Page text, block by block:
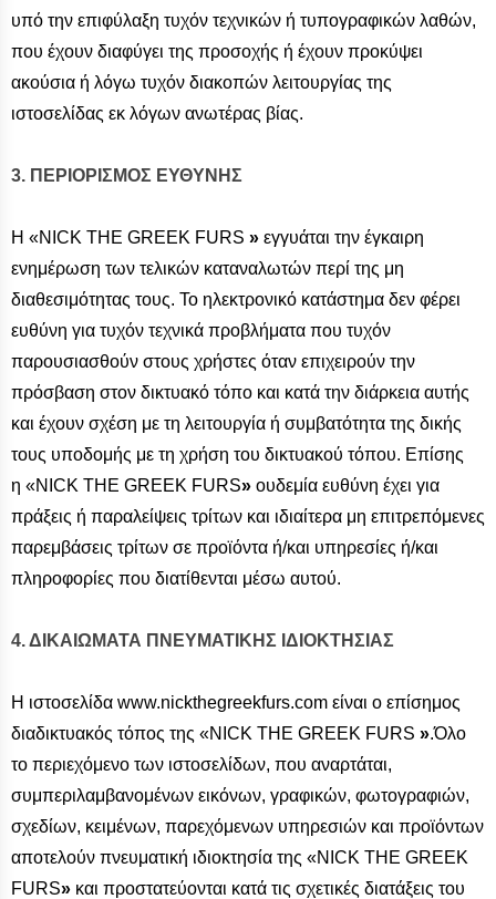
υπό την επιφύλαξη τυχόν τεχνικών ή τυπογραφικών λαθών,
που έχουν διαφύγει της προσοχής ή έχουν προκύψει
ακούσια ή λόγω τυχόν διακοπών λειτουργίας της
ιστοσελίδας εκ λόγων ανωτέρας βίας.
3. ΠΕΡΙΟΡΙΣΜΟΣ ΕΥΘΥΝΗΣ
Η «NICK THE GREEK FURS » εγγυάται την έγκαιρη
ενημέρωση των τελικών καταναλωτών περί της μη
διαθεσιμότητας τους. Το ηλεκτρονικό κατάστημα δεν φέρει
ευθύνη για τυχόν τεχνικά προβλήματα που τυχόν
παρουσιασθούν στους χρήστες όταν επιχειρούν την
πρόσβαση στον δικτυακό τόπο και κατά την διάρκεια αυτής
και έχουν σχέση με τη λειτουργία ή συμβατότητα της δικής
τους υποδομής με τη χρήση του δικτυακού τόπου. Επίσης
η «NICK THE GREEK FURS» ουδεμία ευθύνη έχει για
πράξεις ή παραλείψεις τρίτων και ιδιαίτερα μη επιτρεπόμενες
παρεμβάσεις τρίτων σε προϊόντα ή/και υπηρεσίες ή/και
πληροφορίες που διατίθενται μέσω αυτού.
4. ΔΙΚΑΙΩΜΑΤΑ ΠΝΕΥΜΑΤΙΚΗΣ ΙΔΙΟΚΤΗΣΙΑΣ
Η ιστοσελίδα www.nickthegreekfurs.com είναι ο επίσημος
διαδικτυακός τόπος της «NICK THE GREEK FURS ».Όλο
το περιεχόμενο των ιστοσελίδων, που αναρτάται,
συμπεριλαμβανομένων εικόνων, γραφικών, φωτογραφιών,
σχεδίων, κειμένων, παρεχόμενων υπηρεσιών και προϊόντων
αποτελούν πνευματική ιδιοκτησία της «NICK THE GREEK
FURS» και προστατεύονται κατά τις σχετικές διατάξεις του